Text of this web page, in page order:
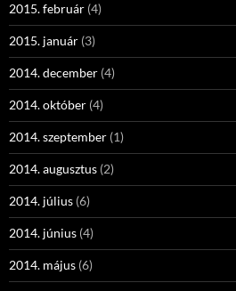
2015. február (4)
2015. január (3)
2014. december (4)
2014. október (4)
2014. szeptember (1)
2014. augusztus (2)
2014. július (6)
2014. június (4)
2014. május (6)